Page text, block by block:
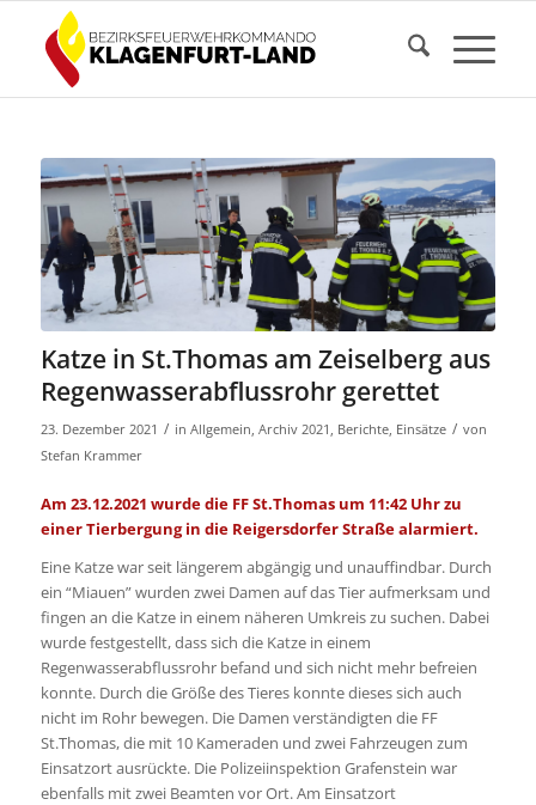
Katze in St.Thomas am Zeiselberg aus
Regenwasserabflussrohr gerettet
23. Dezember 2021 / in Allgemein Archiv 2021 Berichte, Einsätze / von
Stefan Krammer
Am 23.12.2021 wurde die FF St.Thomas um 11:42 Uhr zu
einer Tierbergung in die Reigersdorfer Straße alarmiert.
Eine Katze war seit längerem abgängig und unauffindbar. Durch
ein “Miauen” wurden zwei Damen auf das Tier aufmerksam und
fingen an die Katze in einem näheren Umkreis zu suchen. Dabei
wurde festgestellt, dass sich die Katze in einem
Regenwasserabflussrohr befand und sich nicht mehr befreien
konnte. Durch die Größe des Tieres konnte dieses sich auch
nicht im Rohr bewegen. Die Damen verständigten die FF
St.Thomas, die mit 10 Kameraden und zwei Fahrzeugen zum
Einsatzort ausrückte. Die Polizeiinspektion Grafenstein war
ebenfalls mit zwei Beamten vor Ort. Am Einsatzort